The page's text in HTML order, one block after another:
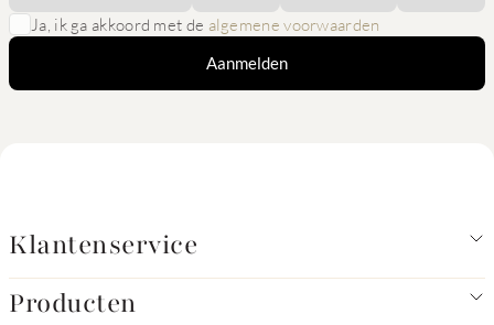
Ja, ik ga akkoord met de algemene voorwaarden
Aanmelden
Klantenservice
Producten